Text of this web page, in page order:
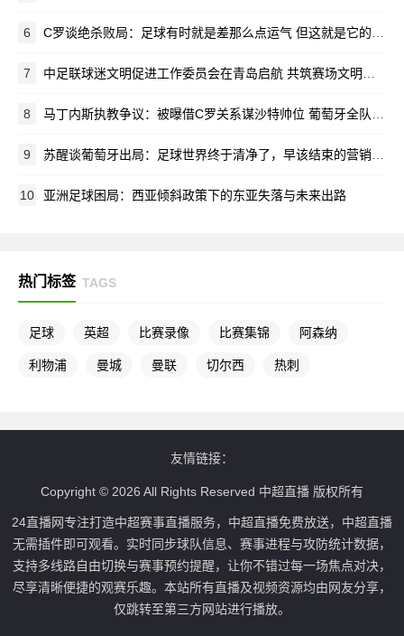
6 C罗谈绝杀败局：足球有时就是差那么点运气 但这就是它的魅力所在
7 中足联球迷文明促进工作委员会在青岛启航 共筑赛场文明新生态
8 马丁内斯执教争议：被曝借C罗关系谋沙特帅位 葡萄牙全队离心离德
9 苏醒谈葡萄牙出局：足球世界终于清净了，早该结束的营销闹剧
10 亚洲足球困局：西亚倾斜政策下的东亚失落与未来出路
热门标签 TAGS
足球 英超 比赛录像 比赛集锦 阿森纳
利物浦 曼城 曼联 切尔西 热刺
友情链接：
Copyright © 2026 All Rights Reserved 中超直播 版权所有
24直播网专注打造中超赛事直播服务，中超直播免费放送，中超直播
无需插件即可观看。实时同步球队信息、赛事进程与攻防统计数据，
支持多线路自由切换与赛事预约提醒，让你不错过每一场焦点对决，
尽享清晰便捷的观赛乐趣。本站所有直播及视频资源均由网友分享，
仅跳转至第三方网站进行播放。